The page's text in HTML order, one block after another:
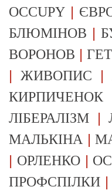
OCCUPY |
БЛЮМІНОВ |
ВОРОНОВ |
|ЖИВОПИС |
КИРПИЧЕНОК
ЛІБЕРАЛІЗМ |
МАЛЬКІНА |
| ОРЛЕНКО|
ПРОФСПІЛКИ